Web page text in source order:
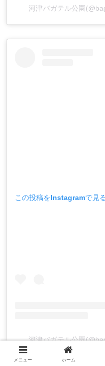
河津バガテル公園
この投稿をInstagramで見る
河津バガテル公園
メニュー ホーム